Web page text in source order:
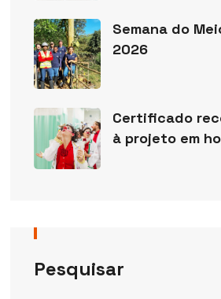
Semana do
2026
Certificado
à projeto em
Pesquisar